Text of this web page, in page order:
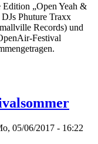
Edition „Open Yeah &
Phuture Traxx
Records) und
Festival
05/06/2017 - 16:22